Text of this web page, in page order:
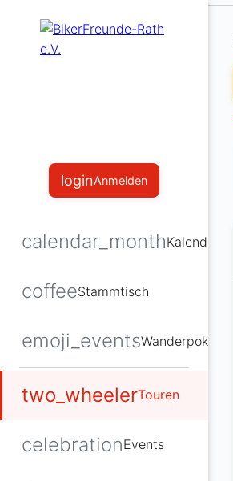
loginAnmelden
calendar_monthKalender
coffeeStammtisch
emoji_eventsWanderpokal
two_wheelerTouren
celebrationEvents